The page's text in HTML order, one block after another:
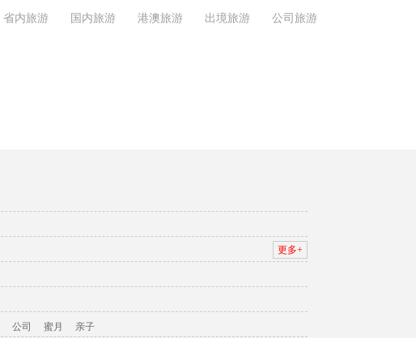
省内旅游 国内旅游 港澳旅游 出境旅游 公司旅游
更多+
公司 蜜月 亲子